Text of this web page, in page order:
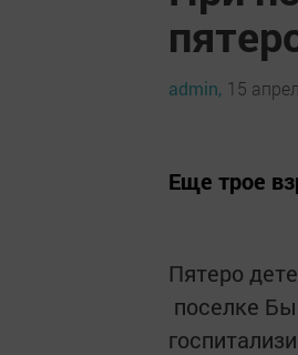
admin, 15
Еще трое
Пятеро
поселке